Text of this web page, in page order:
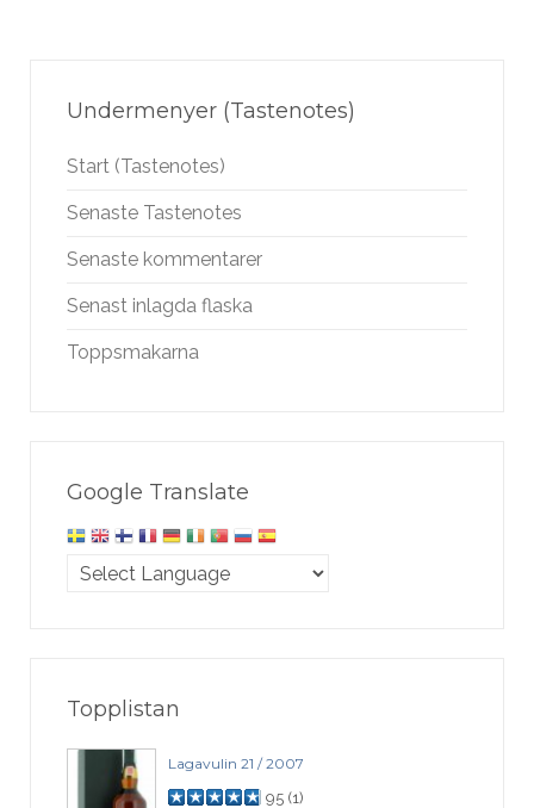
Undermenyer (Tastenotes)
Start (Tastenotes)
Senaste Tastenotes
Senaste kommentarer
Senast inlagda flaska
Toppsmakarna
Google Translate
Topplistan
Lagavulin 21 / 2007
95 (1)